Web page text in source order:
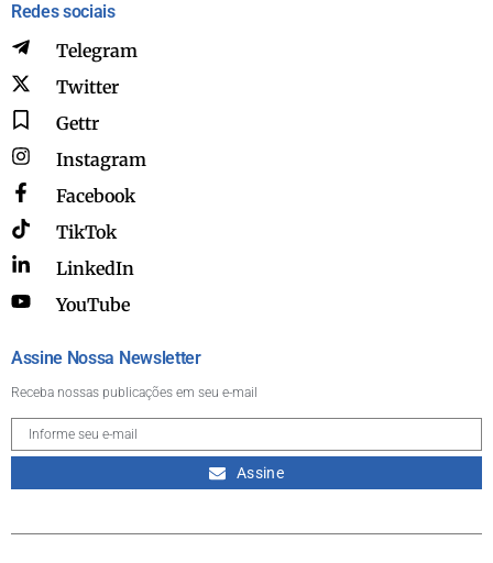
Redes sociais
Telegram
Twitter
Gettr
Instagram
Facebook
TikTok
LinkedIn
YouTube
Assine Nossa Newsletter
Receba nossas publicações em seu e-mail
Assine